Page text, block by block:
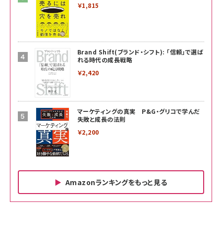
￥1,815
Brand Shift(ブランド・シフト): 「信頼」で選ば
れる時代の成長戦略
￥2,420
マーケティングの真実 P&G・グリコで学んだ
失敗と成長の法則
￥2,200
Amazonランキングをもっと見る